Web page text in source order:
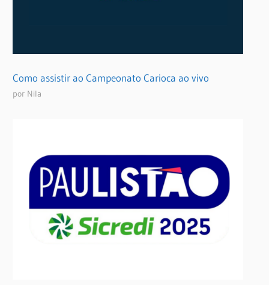
Como assistir ao Campeonato Carioca ao vivo
por Nila